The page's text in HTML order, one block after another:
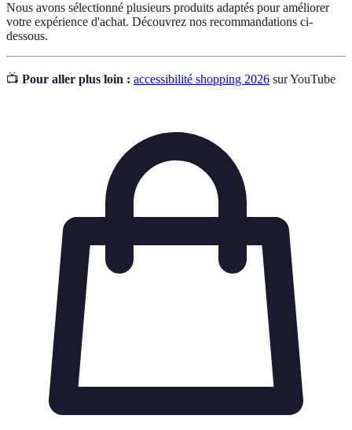
Nous avons sélectionné plusieurs produits adaptés pour améliorer
votre expérience d'achat. Découvrez nos recommandations ci-
dessous.
📺 Pour aller plus loin : accessibilité shopping 2026 sur YouTube